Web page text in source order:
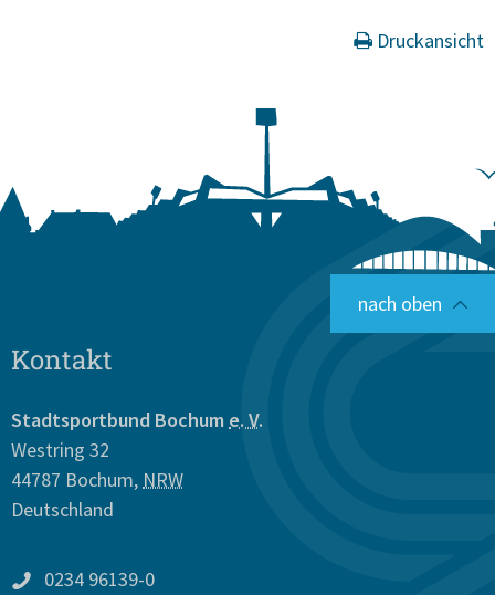
Druckansicht
nach oben
Kontakt
Stadtsportbund Bochum e. V.
Westring 32
44787 Bochum, NRW
Deutschland
0234 96139-0